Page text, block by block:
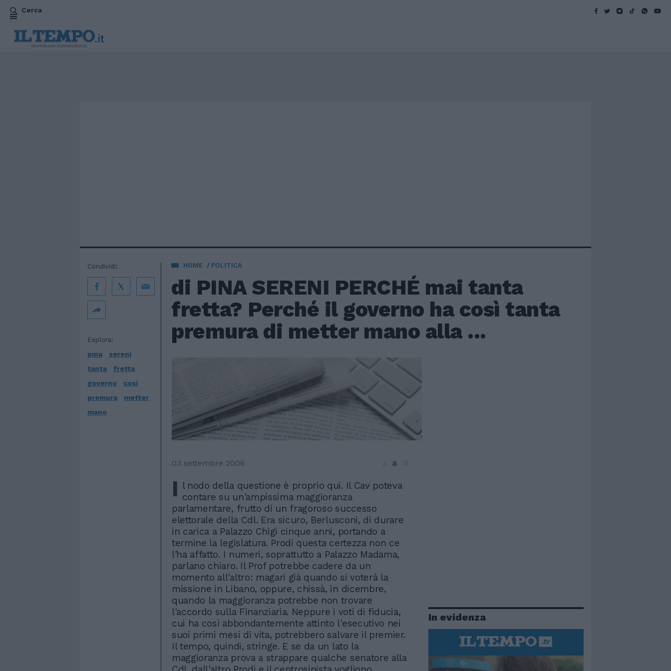
Cerca
HOME POLITICA
di PINA SERENI PERCHÉ mai tanta
fretta? Perché il governo ha così tanta
premura di metter mano alla ...
Esplora:
pina
sereni
tanta
fretta
governo
cosi
premura
metter
mano
Condividi:
03 settembre 2006 a
I l nodo della questione è proprio qui. Il Cav poteva
contare su un'ampissima maggioranza
parlamentare, frutto di un fragoroso successo
elettorale della Cdl. Era sicuro, Berlusconi, di durare
in carica a Palazzo Chigi cinque anni, portando a
termine la legislatura. Prodi questa certezza non ce
l'ha affatto. I numeri, soprattutto a Palazzo Madama,
parlano chiaro. Il Prof potrebbe cadere da un
momento all'altro: magari già quando si voterà la
missione in Libano, oppure, chissà, in dicembre,
quando la maggioranza potrebbe non trovare
l'accordo sulla Finanziaria. Neppure i voti di fiducia,
cui ha così abbondantemente attinto l'esecutivo nei
suoi primi mesi di vita, potrebbero salvare il premier.
Il tempo, quindi, stringe. E se da un lato la
maggioranza prova a strappare qualche senatore alla
In evidenza